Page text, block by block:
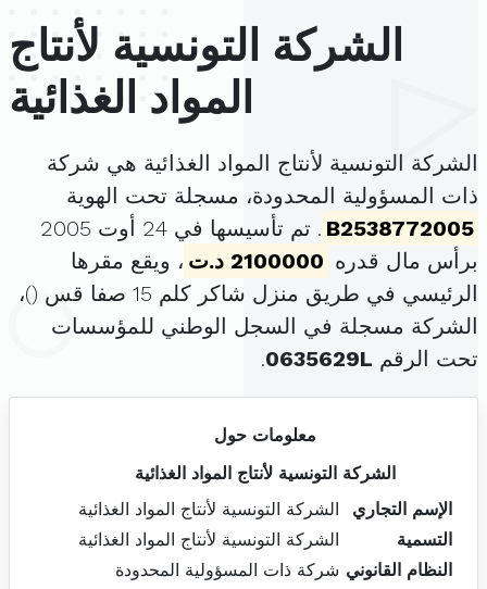
الشركة التونسية لأنتاج
المواد الغذائية
الشركة التونسية لأنتاج المواد الغذائية هي شركة
ذات المسؤولية المحدودة، مسجلة تحت الهوية
B2538772005
. تم تأسيسها في 24 أوت 2005
برأس مال قدره 2100000 د.ت
، ويقع مقرها
الرئيسي في طريق منزل شاكر كلم 15 صفا قس (
)،
الشركة مسجلة في السجل الوطني للمؤسسات
تحت الرقم 0635629L
.
معلومات حول
الشركة التونسية لأنتاج المواد الغذائية
الإسم التجاري
الشركة التونسية لأنتاج المواد الغذائية
التسمية
الشركة التونسية لأنتاج المواد الغذائية
النظام القانوني شركة ذات المسؤولية المحدودة